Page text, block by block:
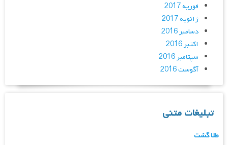
فوریه 2017
ژانویه 2017
دسامبر 2016
اکتبر 2016
سپتامبر 2016
آگوست 2016
تبلیغات متنی
طلا گشت